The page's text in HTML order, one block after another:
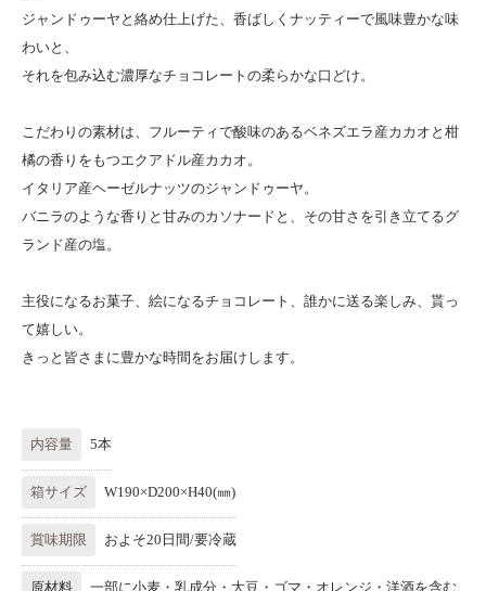
ジャンドゥーヤと絡め仕上げた、香ばしくナッティーで風味豊かな味
わいと、
それを包み込む濃厚なチョコレートの柔らかな口どけ。
こだわりの素材は、フルーティで酸味のあるベネズエラ産カカオと柑
橘の香りをもつエクアドル産カカオ。
イタリア産ヘーゼルナッツのジャンドゥーヤ。
バニラのような香りと甘みのカソナードと、その甘さを引き立てるグ
ランド産の塩。
主役になるお菓子、絵になるチョコレート、誰かに送る楽しみ、貰っ
て嬉しい。
きっと皆さまに豊かな時間をお届けします。
内容量 5本
箱サイズ W190×D200×H40(㎜)
賞味期限 およそ20日間/要冷蔵
原材料 一部に小麦・乳成分・大豆・ゴマ・オレンジ・洋酒を含む